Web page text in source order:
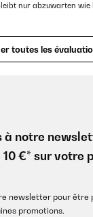
nur abzuwarten wie
si on peut dire, c'est
une tablette de
à la main
toutes les
à notre
10 €* sur votre
newsletter pour être
promotions.